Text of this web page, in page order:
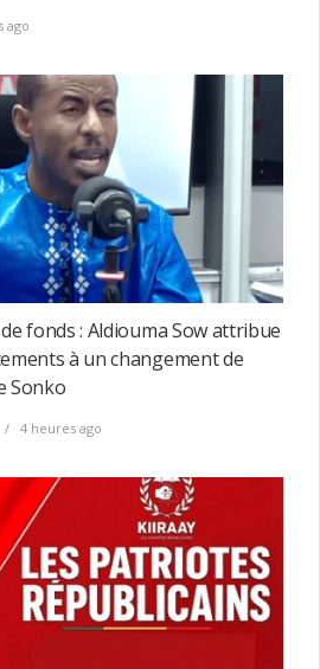
ago
fonds : Aldiouma Sow attribue
à un changement de
Sonko
4 heures ago